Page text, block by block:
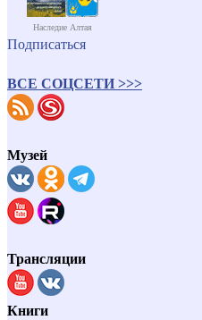
Наследие Алтая
Подписаться
ВСЕ СОЦСЕТИ >>>
Музей
Трансляции
Книги